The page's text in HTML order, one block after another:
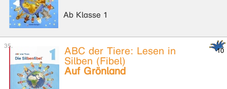
Ab Klasse 1
ABC der Tiere: Lesen in
Silben (Fibel)
Auf Grönland